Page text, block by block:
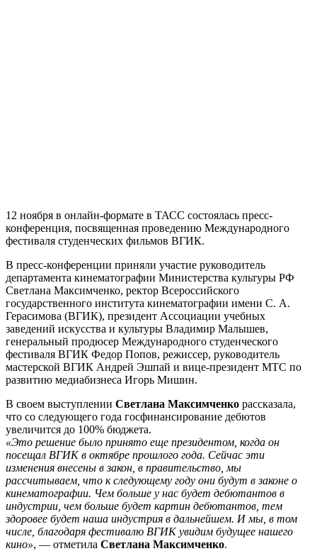
12 ноября в онлайн-формате в ТАСС состоялась пресс-
конференция, посвященная проведению Международного
фестиваля студенческих фильмов ВГИК.
В пресс-конференции приняли участие руководитель
департамента кинематографии Министерства культуры РФ
Светлана Максимченко, ректор Всероссийского
государственного института кинематографии имени С. А.
Герасимова (ВГИК), президент Ассоциации учебных
заведений искусства и культуры Владимир Малышев,
генеральный продюсер Международного студенческого
фестиваля ВГИК Федор Попов, режиссер, руководитель
мастерской ВГИК Андрей Эшпай и вице-президент МТС по
развитию медиабизнеса Игорь Мишин.
В своем выступлении Светлана Максимченко рассказала,
что со следующего года госфинансирование дебютов
увеличится до 100% бюджета.
«Это решение было принято еще президентом, когда он
посещал ВГИК в октябре прошлого года. Сейчас эти
изменения внесены в закон, в правительство, мы
рассчитываем, что к следующему году они будут в законе о
кинематографии. Чем больше у нас будет дебютантов в
индустрии, чем больше будет картин дебютантов, тем
здоровее будет наша индустрия в дальнейшем. И мы, в том
числе, благодаря фестивалю ВГИК увидим будущее нашего
кино», — отметила Светлана Максимченко.